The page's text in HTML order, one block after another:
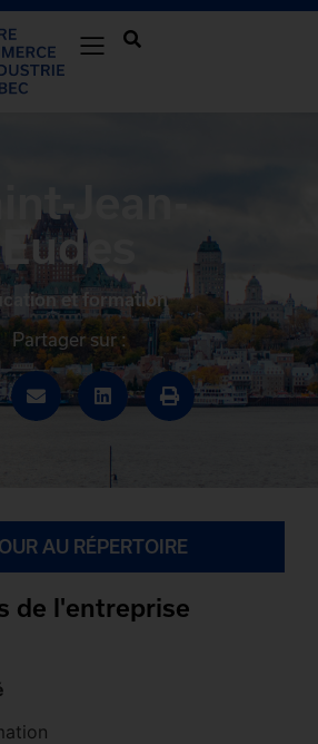
Jean-
Eudes
et formation
Partager sur :
AU RÉPERTOIRE
de l'entreprise